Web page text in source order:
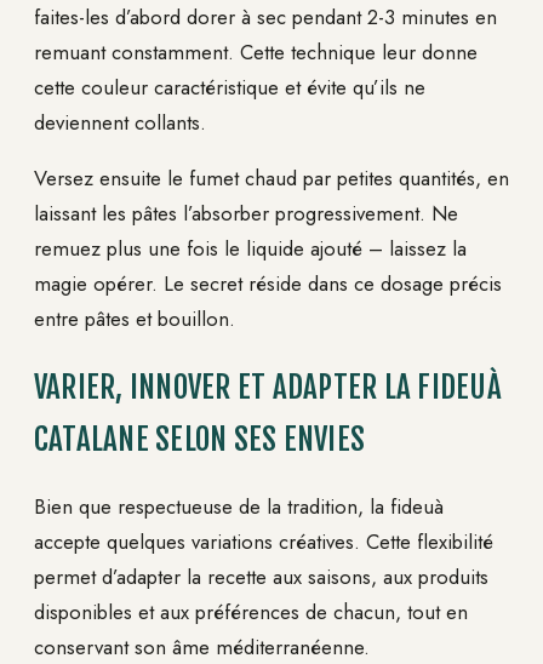
faites-les d’abord dorer à sec pendant 2-3 minutes en
remuant constamment. Cette technique leur donne
cette couleur caractéristique et évite qu’ils ne
deviennent collants.
Versez ensuite le fumet chaud par petites quantités, en
laissant les pâtes l’absorber progressivement. Ne
remuez plus une fois le liquide ajouté – laissez la
magie opérer. Le secret réside dans ce dosage précis
entre pâtes et bouillon.
VARIER, INNOVER ET ADAPTER LA FIDEUÀ
CATALANE SELON SES ENVIES
Bien que respectueuse de la tradition, la fideuà
accepte quelques variations créatives. Cette flexibilité
permet d’adapter la recette aux saisons, aux produits
disponibles et aux préférences de chacun, tout en
conservant son âme méditerranéenne.